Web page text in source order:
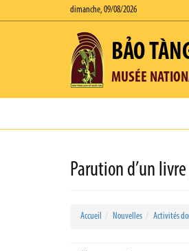
dimanche, 09/08/2026
BẢO
MUSÉE
Parution d’un
Accueil Nouvelles Activités